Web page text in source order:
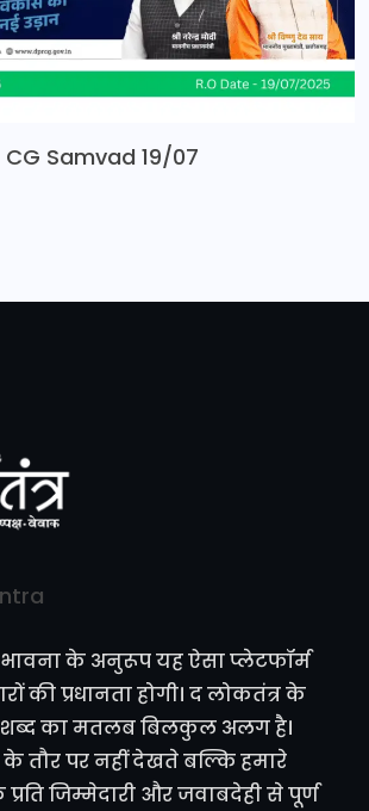
CG Samvad 19/07
के अनुरूप यह ऐसा प्लेटफॉर्म
की प्रधानता होगी। द लोकतंत्र के
शब्द का मतलब बिलकुल अलग है।
के तौर पर नहीं देखते बल्कि हमारे
जिम्मेदारी और जवाबदेही से पूर्ण